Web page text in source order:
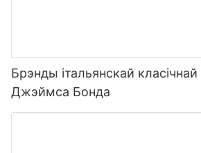
Брэнды італьянскай
Джэймса Бонда